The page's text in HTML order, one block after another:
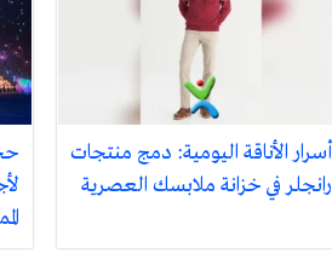
أسرار الأناقة اليومية: دمج منتجات
رانجلر في خزانة ملابسك العصرية